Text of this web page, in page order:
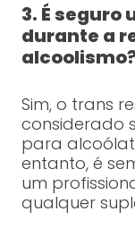
3. É
durante a
Sim, o trans
considerado
para
entanto, é
um
qualquer